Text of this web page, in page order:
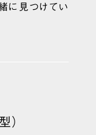
に見つけてい
）